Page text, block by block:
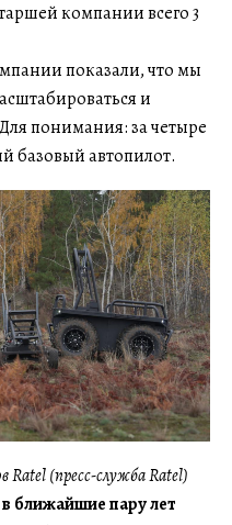
компании всего 3
показали, что мы
и
понимания: за четыре
базовый автопилот.
(пресс-служба Ratel)
ближайшие пару лет